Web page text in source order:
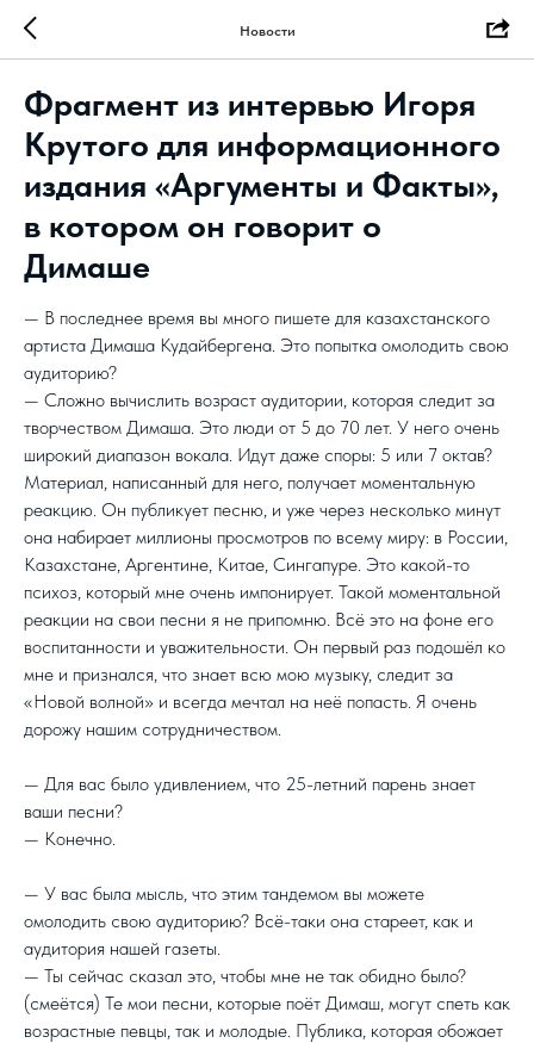
Новости
Фрагмент из интервью Игоря
Крутого для информационного
издания «Аргументы и Факты»,
в котором он говорит о
Димаше
— В последнее время вы много пишете для казахстанского
артиста Димаша Кудайбергена. Это попытка омолодить свою
аудиторию?
— Сложно вычислить возраст аудитории, которая следит за
творчеством Димаша. Это люди от 5 до 70 лет. У него очень
широкий диапазон вокала. Идут даже споры: 5 или 7 октав?
Материал, написанный для него, получает моментальную
реакцию. Он публикует песню, и уже через несколько минут
она набирает миллионы просмотров по всему миру: в России,
Казахстане, Аргентине, Китае, Сингапуре. Это какой-то
психоз, который мне очень импонирует. Такой моментальной
реакции на свои песни я не припомню. Всё это на фоне его
воспитанности и уважительности. Он первый раз подошёл ко
мне и признался, что знает всю мою музыку, следит за
«Новой волной» и всегда мечтал на неё попасть. Я очень
дорожу нашим сотрудничеством.
— Для вас было удивлением, что 25-летний парень знает
ваши песни?
— Конечно.
— У вас была мысль, что этим тандемом вы можете
омолодить свою аудиторию? Всё-таки она стареет, как и
аудитория нашей газеты.
— Ты сейчас сказал это, чтобы мне не так обидно было?
(смеётся) Те мои песни, которые поёт Димаш, могут спеть как
возрастные певцы, так и молодые. Публика, которая обожает